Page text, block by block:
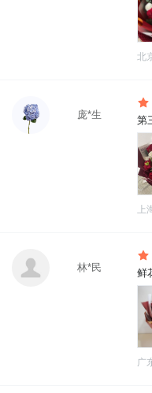
北
庞*生 第
上
林*民 鲜
广